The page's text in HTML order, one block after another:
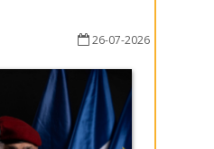
26-07-2026